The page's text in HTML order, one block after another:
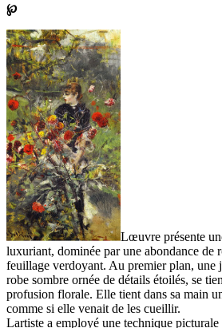
℘
Lœuvre présente
luxuriant, dominée par une abondance de
feuillage verdoyant. Au premier plan, une
robe sombre ornée de détails étoilés, se
profusion florale. Elle tient dans sa main
comme si elle venait de les cueillir.
Lartiste a employé une technique picturale